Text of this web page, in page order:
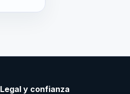
Legal y confianza